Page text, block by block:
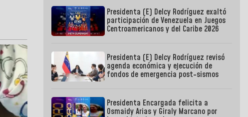
Presidenta (E) Delcy Rodríguez exaltó
participación de Venezuela en Juegos
Centroamericanos y del Caribe 2026
Presidenta (E) Delcy Rodríguez revisó
agenda económica y ejecución de
fondos de emergencia post-sismos
Presidenta Encargada felicita a
Osmaidy Arias y Giraly Marcano por